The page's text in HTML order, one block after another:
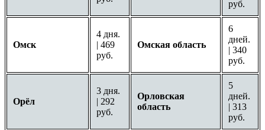
руб.
Омск
4 дня.
| 469
руб.
Омская область
6
дней.
| 340
руб.
Орёл
3 дня.
| 292
руб.
Орловская
область
5
дней.
| 313
руб.